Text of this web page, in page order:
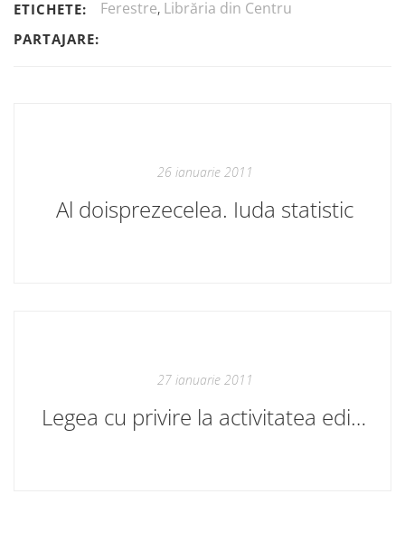
ETICHETE: Ferestre, Librăria din Centru
PARTAJARE:
26 ianuarie 2011
Al doisprezecelea. Iuda statistic
27 ianuarie 2011
Legea cu privire la activitatea editorială. Apelul CNC